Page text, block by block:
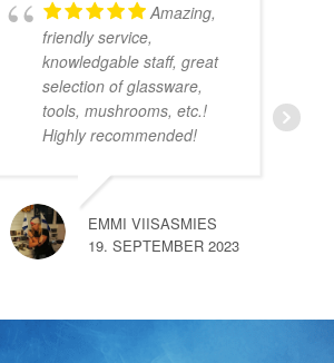
Amazing,
friendly service,
knowledgable staff, great
selection of glassware,
tools, mushrooms, etc.!
Highly recommended!
EMMI VIISASMIES
19. SEPTEMBER 2023
SEM